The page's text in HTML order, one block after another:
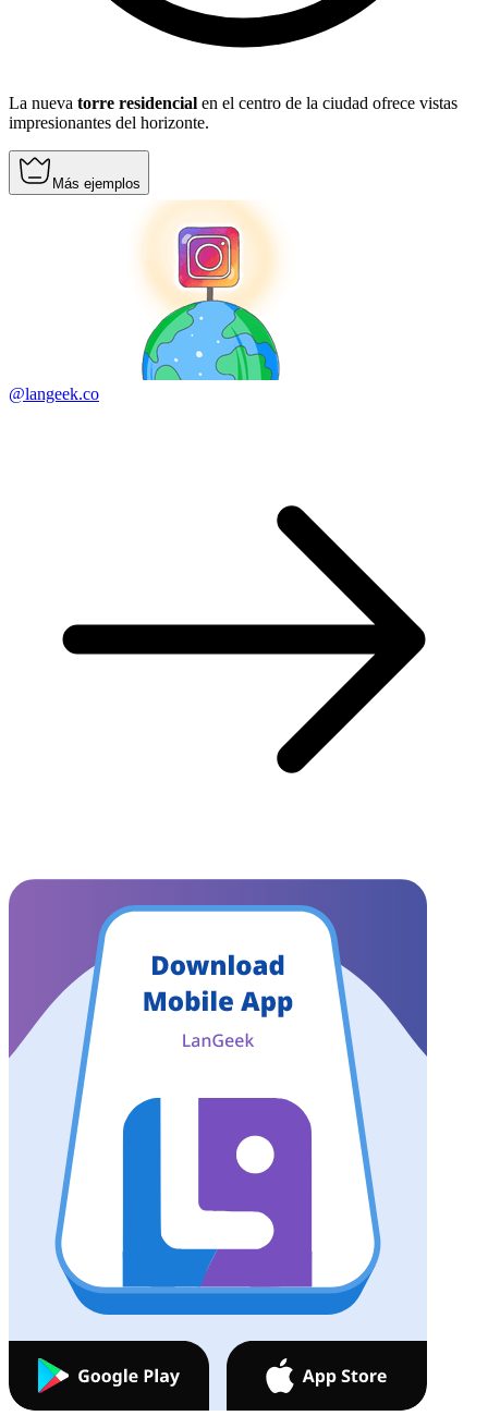
La nueva torre residencial en el centro de la ciudad ofrece vistas
impresionantes del horizonte.
Más ejemplos
@langeek.co